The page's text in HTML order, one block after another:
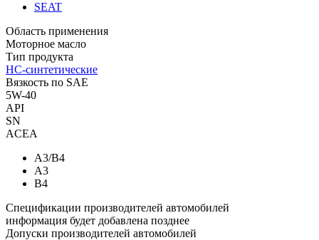
SEAT
Область применения
Моторное масло
Тип продукта
НС-синтетические
Вязкость по SAE
5W-40
API
SN
ACEA
A3/B4
A3
B4
Спецификации производителей автомобилей
информация будет добавлена позднее
Допуски производителей автомобилей